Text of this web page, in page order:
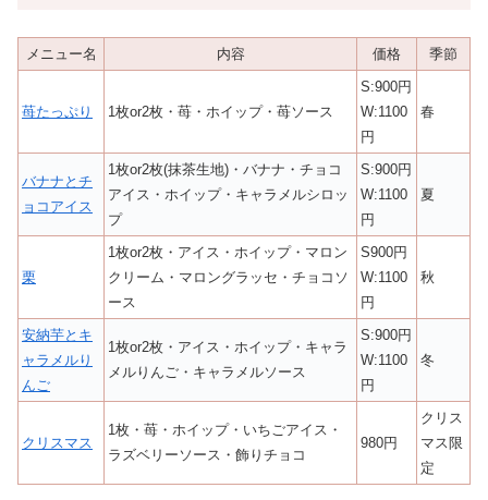
メニュー名 内容 価格 季節
苺たっぷり 1枚or2枚・苺・ホイップ・苺ソース
S:900円
W:1100
円
春
バナナとチ
ョコアイス
1枚or2枚(抹茶生地)・バナナ・チョコ
アイス・ホイップ・キャラメルシロッ
プ
S:900円
W:1100
円
夏
栗
1枚or2枚・アイス・ホイップ・マロン
クリーム・マロングラッセ・チョコソ
ース
S900円
W:1100
円
秋
安納芋とキ
ャラメルり
んご
1枚or2枚・アイス・ホイップ・キャラ
メルりんご・キャラメルソース
S:900円
W:1100
円
冬
クリスマス
1枚・苺・ホイップ・いちごアイス・
ラズベリーソース・飾りチョコ
980円
クリス
マス限
定